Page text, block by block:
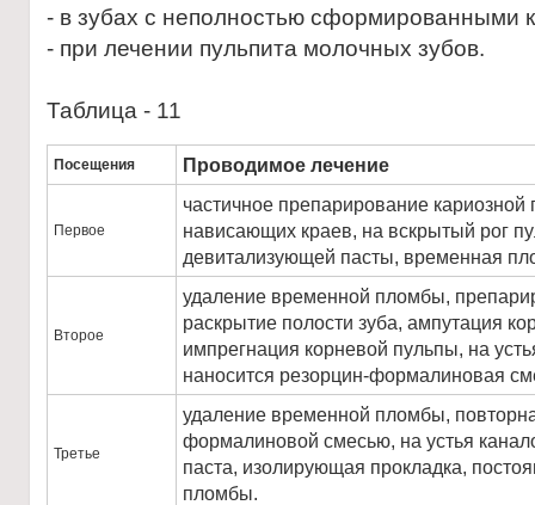
- в зубах с неполностью сформированными
- при лечении пульпита молочных зубов.
Таблица - 11
Посещения Проводимое лечение
Первое
частичное препарирование кариозной
нависающих краев, на вскрытый рог
девитализующей пасты, временная
Второе
удаление временной пломбы,
раскрытие полости зуба, ампутация
импрегнация корневой пульпы, на
наносится резорцин-формалиновая
Третье
удаление временной пломбы,
формалиновой смесью, на устья
паста, изолирующая прокладка,
пломбы.